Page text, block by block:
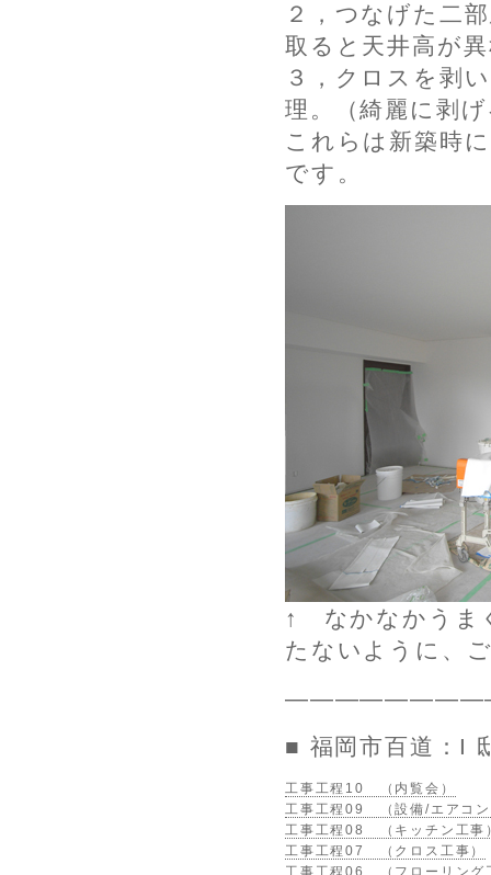
２，つなげた二
取ると天井高が
３，クロスを剥
理。（綺麗に剥
これらは新築時
です。
↑ なかなかうま
たないように、
■ 福岡市百道：I
工事工程10 （内覧会）
工事工程09 （設備/エアコ
工事工程08 （キッチン工事
工事工程07 （クロス工事）
工事工程06 （フローリング